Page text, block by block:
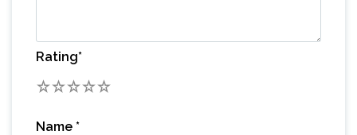
Rating*
5
4
3
2
Name *